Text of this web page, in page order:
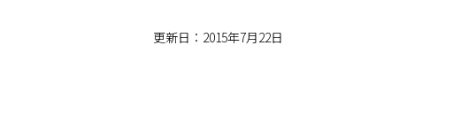
更新日：2015年7月22日